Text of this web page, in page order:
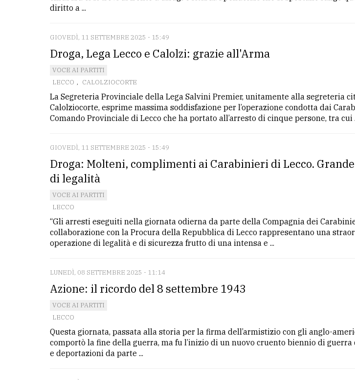
diritto a ...
GIOVEDÌ, 11 SETTEMBRE 2025 - 15:49
Droga, Lega Lecco e Calolzi: grazie all'Arma
VOCE AI PARTITI
LECCO , CALOLZIOCORTE
La Segreteria Provinciale della Lega Salvini Premier, unitamente alla segreteria
Calolziocorte, esprime massima soddisfazione per l’operazione condotta dai
Comando Provinciale di Lecco che ha portato all’arresto di cinque persone, tra cui
GIOVEDÌ, 11 SETTEMBRE 2025 - 15:49
Droga: Molteni, complimenti ai Carabinieri di Lecco.
di legalità
VOCE AI PARTITI
LECCO
“Gli arresti eseguiti nella giornata odierna da parte della Compagnia dei
collaborazione con la Procura della Repubblica di Lecco rappresentano una
operazione di legalità e di sicurezza frutto di una intensa e ...
LUNEDÌ, 08 SETTEMBRE 2025 - 11:14
Azione: il ricordo del 8 settembre 1943
VOCE AI PARTITI
LECCO
Questa giornata, passata alla storia per la firma dell’armistizio con gli anglo-
comportò la fine della guerra, ma fu l’inizio di un nuovo cruento biennio di guerra
e deportazioni da parte ...